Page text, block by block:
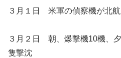
３月１日 米軍の偵察機が北
３月２日 朝、爆撃機10機、
隻撃沈